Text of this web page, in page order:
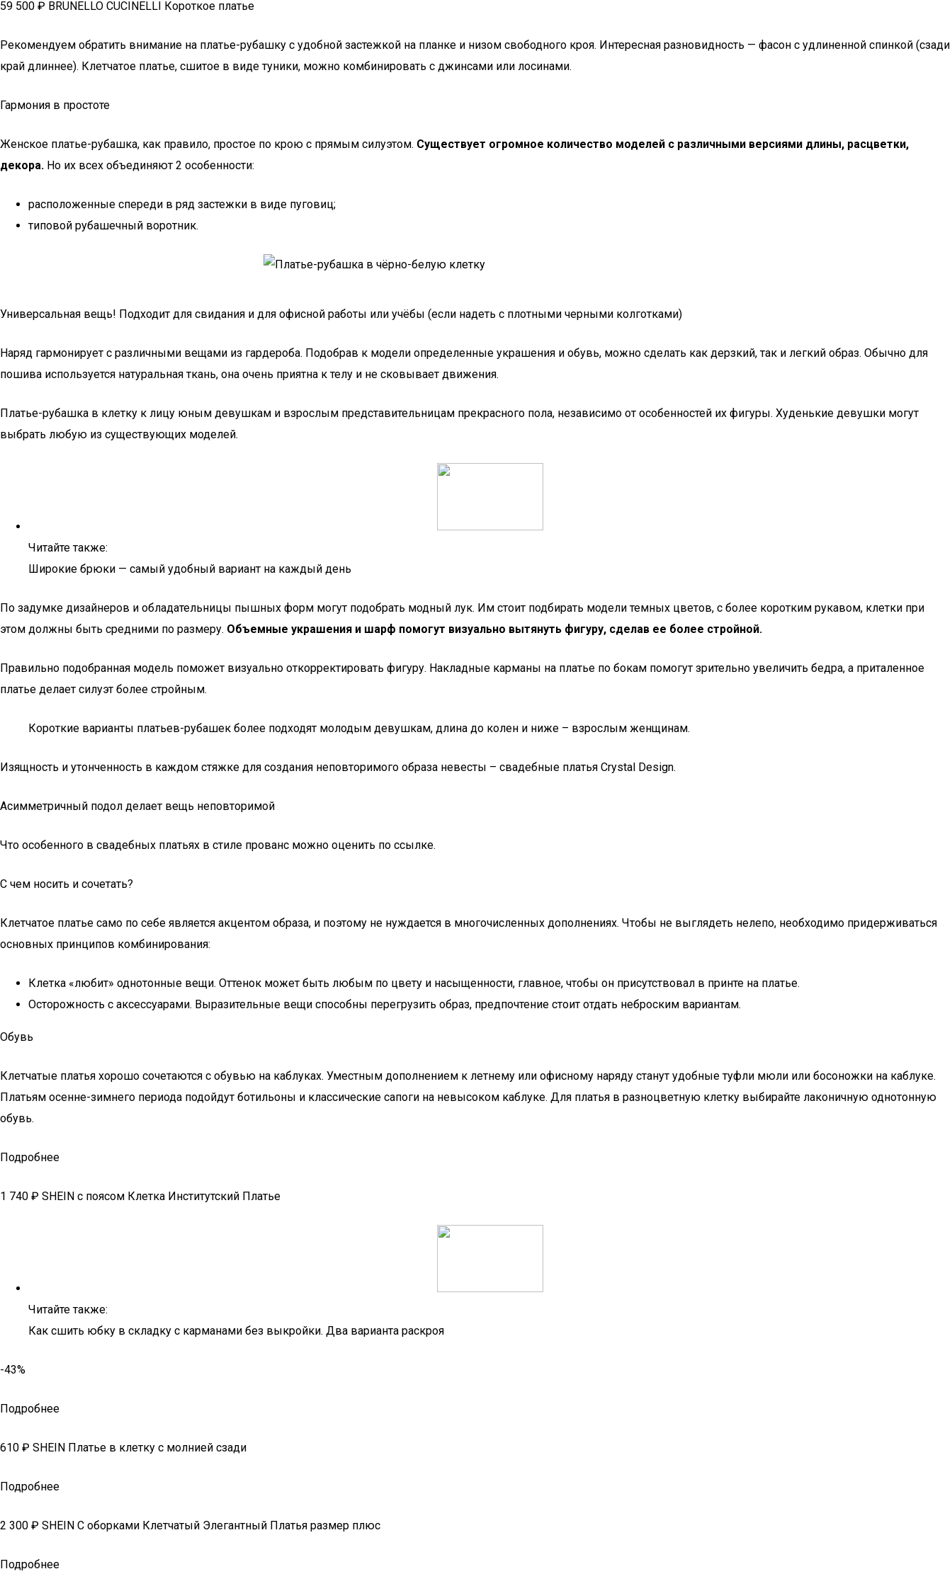
59 500 ₽ BRUNELLO CUCINELLI Короткое платье
Рекомендуем обратить внимание на платье-рубашку с удобной застежкой на планке и низом свободного кроя. Интересная разновидность — фасон с удлиненной спинкой (сзади
край длиннее). Клетчатое платье, сшитое в виде туники, можно комбинировать с джинсами или лосинами.
Гармония в простоте
Женское платье-рубашка, как правило, простое по крою с прямым силуэтом. Существует огромное количество моделей с различными версиями длины, расцветки,
декора. Но их всех объединяют 2 особенности:
расположенные спереди в ряд застежки в виде пуговиц;
типовой рубашечный воротник.
Универсальная вещь! Подходит для свидания и для офисной работы или учёбы (если надеть с плотными черными колготками)
Наряд гармонирует с различными вещами из гардероба. Подобрав к модели определенные украшения и обувь, можно сделать как дерзкий, так и легкий образ. Обычно для
пошива используется натуральная ткань, она очень приятна к телу и не сковывает движения.
Платье-рубашка в клетку к лицу юным девушкам и взрослым представительницам прекрасного пола, независимо от особенностей их фигуры. Худенькие девушки могут
выбрать любую из существующих моделей.
Читайте также:
Широкие брюки — самый удобный вариант на каждый день
По задумке дизайнеров и обладательницы пышных форм могут подобрать модный лук. Им стоит подбирать модели темных цветов, с более коротким рукавом, клетки при
этом должны быть средними по размеру. Объемные украшения и шарф помогут визуально вытянуть фигуру, сделав ее более стройной.
Правильно подобранная модель поможет визуально откорректировать фигуру. Накладные карманы на платье по бокам помогут зрительно увеличить бедра, а приталенное
платье делает силуэт более стройным.
Короткие варианты платьев-рубашек более подходят молодым девушкам, длина до колен и ниже – взрослым женщинам.
Изящность и утонченность в каждом стяжке для создания неповторимого образа невесты – свадебные платья Crystal Design.
Асимметричный подол делает вещь неповторимой
Что особенного в свадебных платьях в стиле прованс можно оценить по ссылке.
С чем носить и сочетать?
Клетчатое платье само по себе является акцентом образа, и поэтому не нуждается в многочисленных дополнениях. Чтобы не выглядеть нелепо, необходимо придерживаться
основных принципов комбинирования:
Клетка «любит» однотонные вещи. Оттенок может быть любым по цвету и насыщенности, главное, чтобы он присутствовал в принте на платье.
Осторожность с аксессуарами. Выразительные вещи способны перегрузить образ, предпочтение стоит отдать неброским вариантам.
Обувь
Клетчатые платья хорошо сочетаются с обувью на каблуках. Уместным дополнением к летнему или офисному наряду станут удобные туфли мюли или босоножки на каблуке.
Платьям осенне-зимнего периода подойдут ботильоны и классические сапоги на невысоком каблуке. Для платья в разноцветную клетку выбирайте лаконичную однотонную
обувь.
Подробнее
1 740 ₽ SHEIN с поясом Клетка Институтский Платье
Читайте также:
Как сшить юбку в складку с карманами без выкройки. Два варианта раскроя
-43%
Подробнее
610 ₽ SHEIN Платье в клетку с молнией сзади
Подробнее
2 300 ₽ SHEIN С оборками Клетчатый Элегантный Платья размер плюс
Подробнее